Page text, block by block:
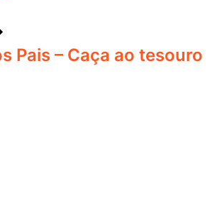
Pais – Caça ao tesouro